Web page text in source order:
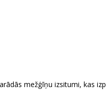
mežģīņu izsitumi, kas